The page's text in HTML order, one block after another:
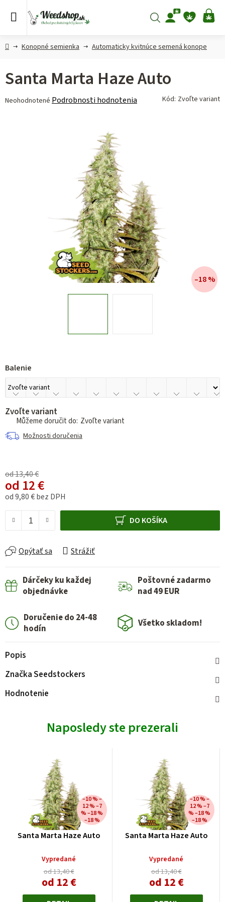
Hľadať
DomovKonopné semienka Automaticky kvitnúce semená konope
Balenie
Zvoľte variant
Zvoľte variant
Možnosti doručenia
od 13,40 €
od 12 €
od9,80 €bez DPH
DO KOŠÍKA
Opýtať sa Strážiť
Santa Marta Haze Auto
Priemerné
Neohodnotené Podrobnosti hodnotenia Kód: Zvoľte variant
–18 %
Dárčeky ku každej
objednávke
Poštovné zadarmo
nad 49 EUR
Doručenie do 24-48
hodín
Všetko skladom!
Popis
ZnačkaSeedstockers
Hodnotenie
Naposledy ste prezerali
Santa Marta Haze Auto
Vypredané
od 13,40 €
–10 % –
12 % –7
% –18 %
–18 %
od 12 €Jednotková
Santa Marta Haze Auto
Vypredané
od 13,40 €
–10 % –
12 % –7
% –18 %
–18 %
od 12 €Jednotková